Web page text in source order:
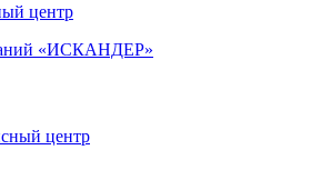
центр
центр